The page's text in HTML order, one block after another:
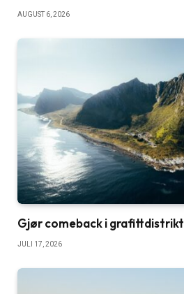
AUGUST 6, 2026
Gjør comeback i grafittdistrikt
JULI 17, 2026